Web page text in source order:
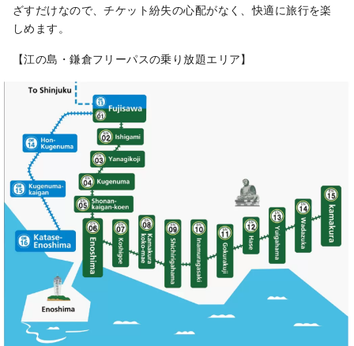
ざすだけなので、チケット紛失の心配がなく、快適に旅行を楽
しめます。
【江の島・鎌倉フリーパスの乗り放題エリア】